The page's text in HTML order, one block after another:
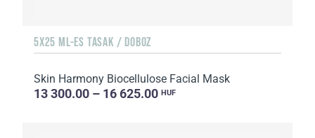
5X25 ML-ES TASAK / DOBOZ
Skin Harmony Biocellulose Facial Mask
13 300.00 – 16 625.00 HUF